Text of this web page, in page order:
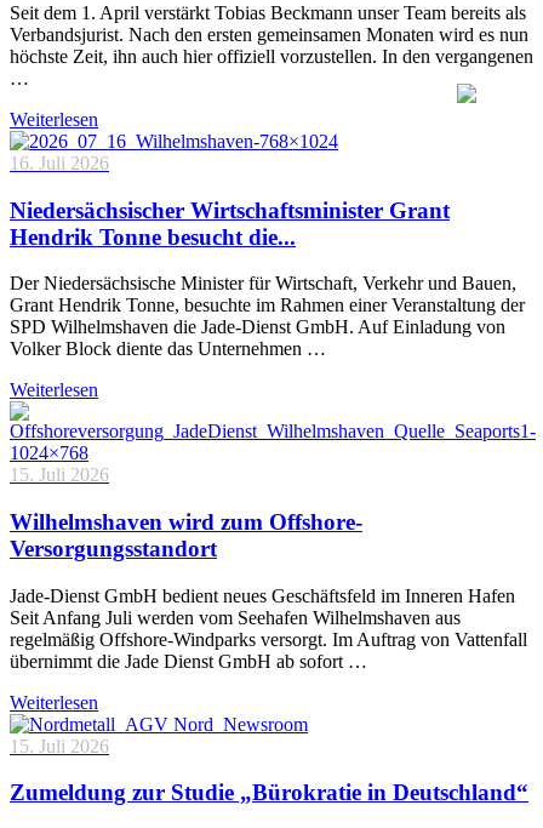
Seit dem 1. April verstärkt Tobias Beckmann unser Team bereits als
Verbandsjurist. Nach den ersten gemeinsamen Monaten wird es nun
höchste Zeit, ihn auch hier offiziell vorzustellen. In den vergangenen
…
Weiterlesen
16. Juli 2026
Niedersächsischer Wirtschaftsminister Grant
Hendrik Tonne besucht die...
Der Niedersächsische Minister für Wirtschaft, Verkehr und Bauen,
Grant Hendrik Tonne, besuchte im Rahmen einer Veranstaltung der
SPD Wilhelmshaven die Jade-Dienst GmbH. Auf Einladung von
Volker Block diente das Unternehmen …
Weiterlesen
15. Juli 2026
Wilhelmshaven wird zum Offshore-
Versorgungsstandort
Jade-Dienst GmbH bedient neues Geschäftsfeld im Inneren Hafen
Seit Anfang Juli werden vom Seehafen Wilhelmshaven aus
regelmäßig Offshore-Windparks versorgt. Im Auftrag von Vattenfall
übernimmt die Jade Dienst GmbH ab sofort …
Weiterlesen
15. Juli 2026
Zumeldung zur Studie „Bürokratie in Deutschland“